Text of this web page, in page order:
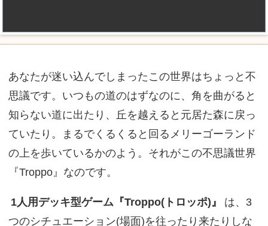
あなたが迷い込んでしまったこの世界はちょっと不
思議です。いつもの道のはずなのに、角を曲がると
知らない道に出たり、丘を越えると元居た森に戻っ
ていたり。まるでくるくると回るメリーゴーランド
の上を歩いているかのよう。それがこの不思議世界
『Troppo』なのです。
1人用デッキ型ゲーム『Troppo(トロッポ)』
は、3
つのシチュエーション(場面)を往ったり来たりしな